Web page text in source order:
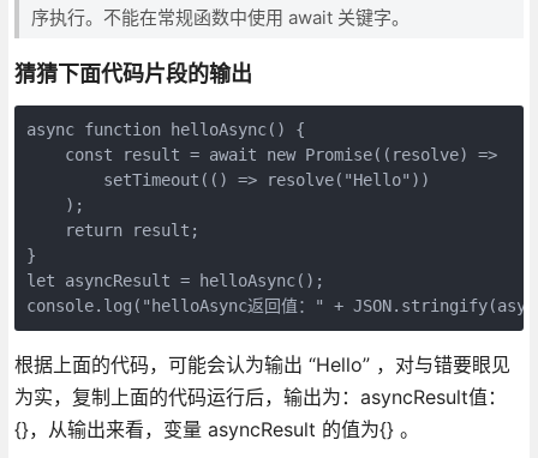
序执行。不能在常规函数中使用 await 关键字。
猜猜下面代码片段的输出
async function helloAsync() {
    const result = await new Promise((resolve) =>
        setTimeout(() => resolve("Hello"))
    );
    return result;
}
let asyncResult = helloAsync();
根据上面的代码，可能会认为输出 “Hello” ，对与错要眼见
为实，复制上面的代码运行后，输出为：asyncResult值：
{}，从输出来看，变量 asyncResult 的值为{} 。